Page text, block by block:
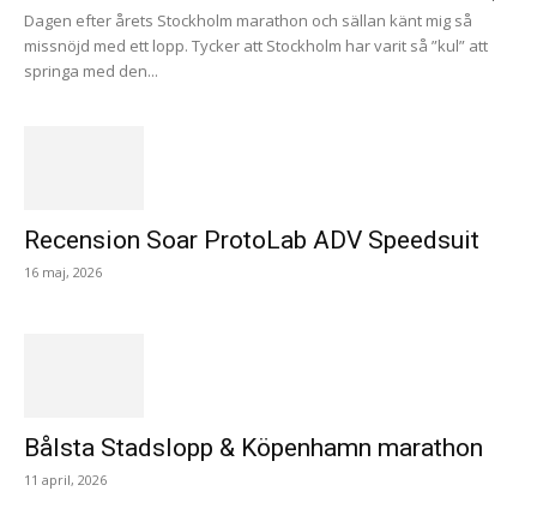
Dagen efter årets Stockholm marathon och sällan känt mig så
missnöjd med ett lopp. Tycker att Stockholm har varit så ”kul” att
springa med den...
Recension Soar ProtoLab ADV Speedsuit
16 maj, 2026
Bålsta Stadslopp & Köpenhamn marathon
11 april, 2026